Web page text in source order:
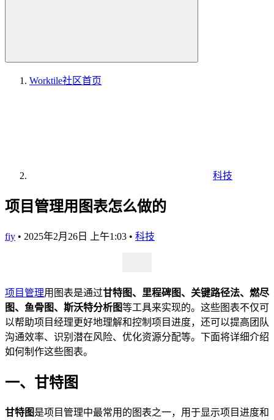
Worktile社区首页
科技
项目管理用图表怎么做的
fiy • 2025年2月26日 上午1:03 • 科技
项目管理用图表是通过甘特图、里程碑图、关键路径法、燃尽
图、鱼骨图、斯沃特分析图等工具来实现的。这些图表不仅可
以帮助项目经理更好地理解和控制项目进度，还可以提高团队
沟通效率、识别潜在风险、优化资源分配等。下面将详细介绍
如何制作这些图表。
一、甘特图
甘特图是项目管理中最常用的图表之一，用于显示项目进度和